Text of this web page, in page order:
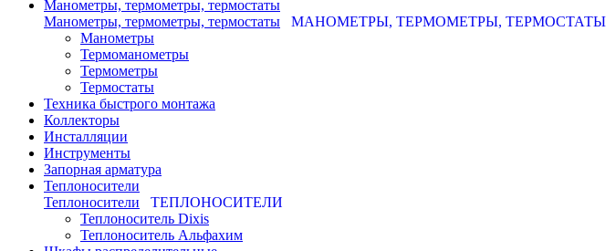
Манометры, термометры, термостаты
Манометры, термометры, термостаты
МАНОМЕТРЫ, ТЕРМОМЕТРЫ, ТЕРМОСТАТЫ
Манометры
Термоманометры
Термометры
Термостаты
Техника быстрого монтажа
Коллекторы
Инсталляции
Инструменты
Запорная арматура
Теплоносители
Теплоносители
ТЕПЛОНОСИТЕЛИ
Теплоноситель Dixis
Теплоноситель Альфахим